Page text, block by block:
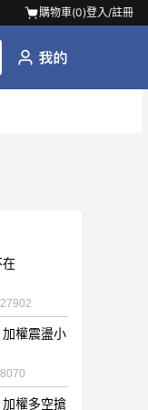
購物車(0)登入/註冊
在
27902
加權震盪小
加權多空搶